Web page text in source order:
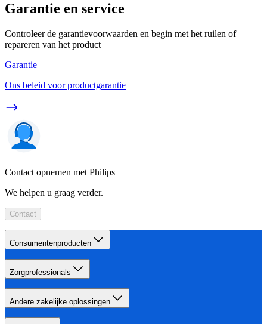
Garantie en service
Controleer de garantievoorwaarden en begin met het ruilen of
repareren van het product
Garantie
Ons beleid voor productgarantie
Contact opnemen met Philips
We helpen u graag verder.
Contact
Consumentenproducten
Zorgprofessionals
Andere zakelijke oplossingen